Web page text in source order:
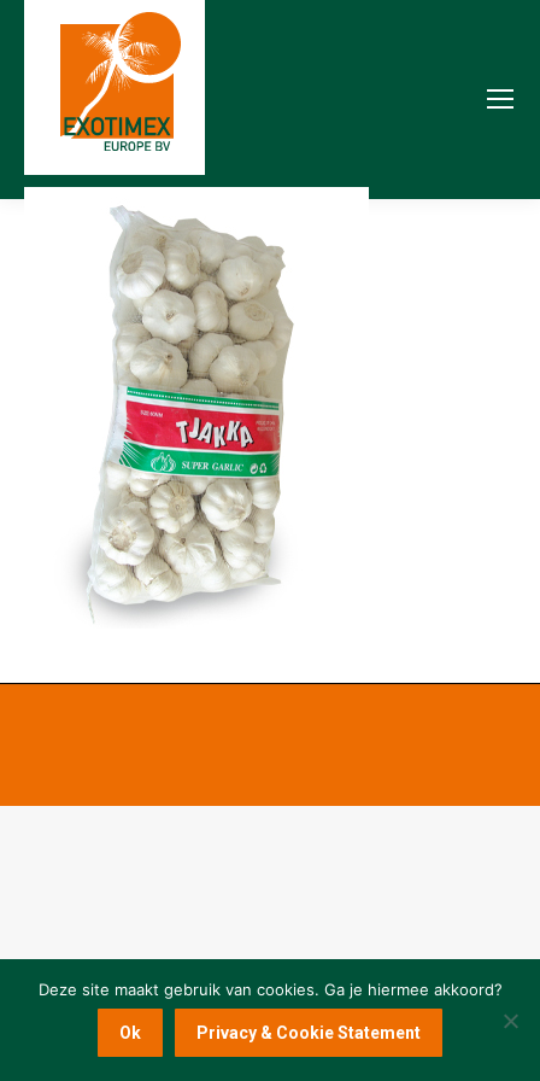
Deze site maakt gebruik van cookies. Ga je hiermee akkoord?
Ok Privacy & Cookie Statement